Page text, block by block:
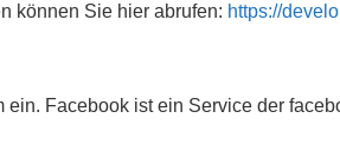
können Sie hier abrufen: https://
Facebook ist ein Service der